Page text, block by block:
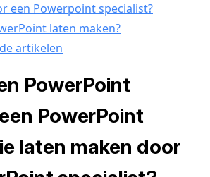
een Powerpoint specialist?
laten maken?
artikelen
PowerPoint
PowerPoint
laten maken door